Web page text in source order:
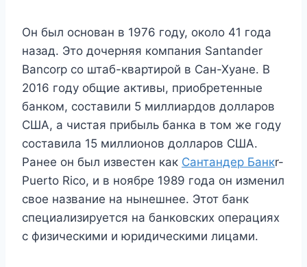
Он был основан в 1976 году, около 41 года
назад. Это дочерняя компания Santander
Bancorp со штаб-квартирой в Сан-Хуане. В
2016 году общие активы, приобретенные
банком, составили 5 миллиардов долларов
США, а чистая прибыль банка в том же году
составила 15 миллионов долларов США.
Ранее он был известен как Сантандер Банкr-
Puerto Rico, и в ноябре 1989 года он изменил
свое название на нынешнее. Этот банк
специализируется на банковских операциях
с физическими и юридическими лицами.